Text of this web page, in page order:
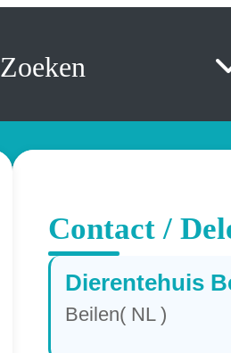
Zoeken
Contact /
Dierentehuis
Beilen( NL )